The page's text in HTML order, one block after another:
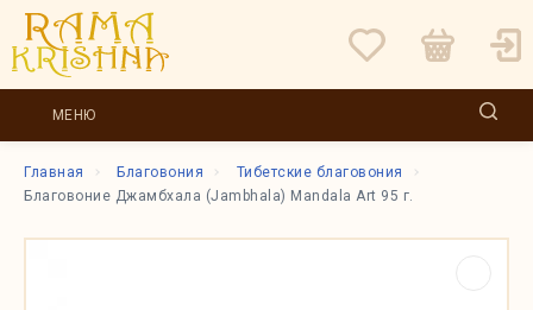
МЕНЮ
Главная Благовония
Тибетские благовония
Благовоние Джамбхала (Jambhala) Mandala Art 95 г.